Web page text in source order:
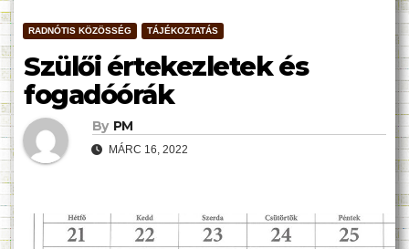
RADNÓTIS KÖZÖSSÉG TÁJÉKOZTATÁS
Szülői értekezletek és
fogadóórák
By PM
MÁRC 16, 2022